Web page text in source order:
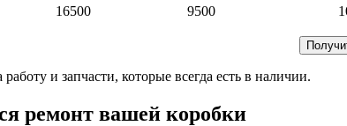
16500 9500
и запчасти, которые всегда есть в наличии.
ремонт вашей коробки